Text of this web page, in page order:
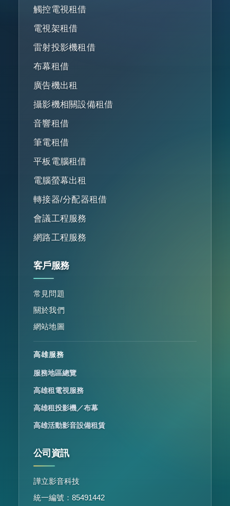
觸控電視租借
電視架租借
雷射投影機租借
布幕租借
廣告機出租
攝影機相關設備租借
音響租借
筆電租借
平板電腦租借
電腦螢幕出租
轉接器/分配器租借
會議工程服務
網路工程服務
客戶服務
常見問題
關於我們
網站地圖
高雄服務
服務地區總覽
高雄租電視服務
高雄租投影機／布幕
高雄活動影音設備租賃
公司資訊
譁立影音科技
統一編號：85491442